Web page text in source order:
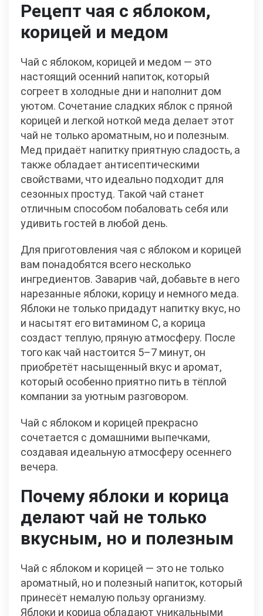
Рецепт чая с яблоком,
корицей и медом
Чай с яблоком, корицей и медом — это
настоящий осенний напиток, который
согреет в холодные дни и наполнит дом
уютом. Сочетание сладких яблок с пряной
корицей и легкой ноткой меда делает этот
чай не только ароматным, но и полезным.
Мед придаёт напитку приятную сладость, а
также обладает антисептическими
свойствами, что идеально подходит для
сезонных простуд. Такой чай станет
отличным способом побаловать себя или
удивить гостей в любой день.
Для приготовления чая с яблоком и корицей
вам понадобятся всего несколько
ингредиентов. Заварив чай, добавьте в него
нарезанные яблоки, корицу и немного меда.
Яблоки не только придадут напитку вкус, но
и насытят его витамином C, а корица
создаст теплую, пряную атмосферу. После
того как чай настоится 5–7 минут, он
приобретёт насыщенный вкус и аромат,
который особенно приятно пить в тёплой
компании за уютным разговором.
Чай с яблоком и корицей прекрасно
сочетается с домашними выпечками,
создавая идеальную атмосферу осеннего
вечера.
Почему яблоки и корица
делают чай не только
вкусным, но и полезным
Чай с яблоком и корицей — это не только
ароматный, но и полезный напиток, который
принесёт немалую пользу организму.
Яблоки и корица обладают уникальными